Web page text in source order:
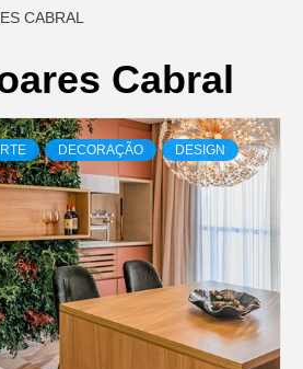
CABRAL
Cabral
DECORAÇÃO DESIGN